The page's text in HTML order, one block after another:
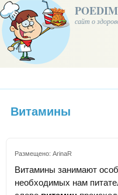
сайт о
Витамины
Размещено: ArinaR
Витамины занимают
необходимых нам